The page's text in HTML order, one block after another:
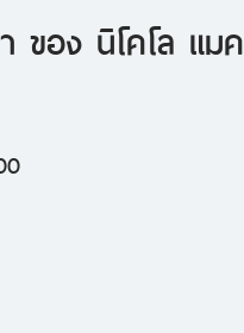
ของ นิโคโล แมค
ราคา